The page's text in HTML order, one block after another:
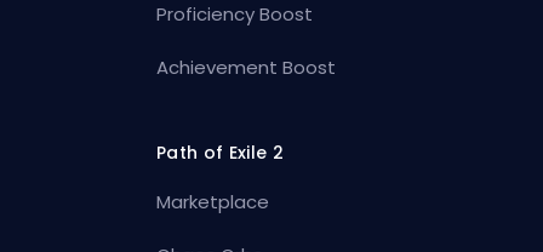
Proficiency Boost
Achievement Boost
Path of Exile 2
Marketplace